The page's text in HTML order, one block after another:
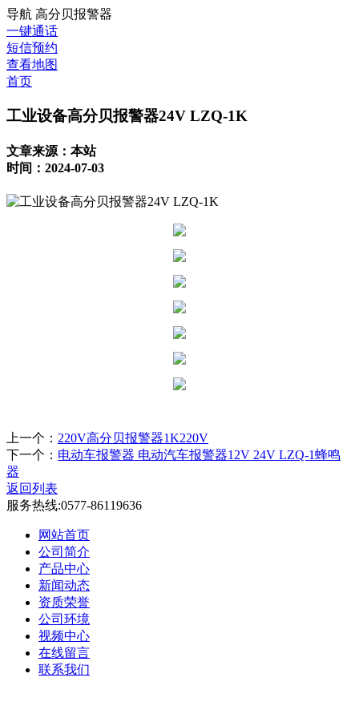
导航 高分贝报警器
一键通话
短信预约
查看地图
首页
工业设备高分贝报警器24V LZQ-1K
文章来源：本站
时间：2024-07-03
上一个： 220V高分贝报警器1K220V
下一个： 电动车报警器 电动汽车报警器12V 24V LZQ-1蜂鸣
器
返回列表
服务热线:0577-86119636
网站首页
公司简介
产品中心
新闻动态
资质荣誉
公司环境
视频中心
在线留言
联系我们